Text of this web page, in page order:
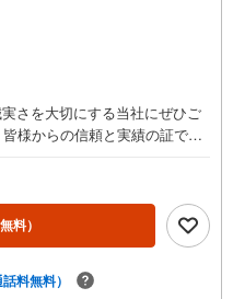
さを大切にする当社にぜひご
からの信頼と実績の証です
ても諦めないでください！◆
あった住宅ローンをアドバイ
定評のある当社では住まいに
えします。◆ご不安な事など
手伝いします□□▼数ある金融
無料）
話料無料）